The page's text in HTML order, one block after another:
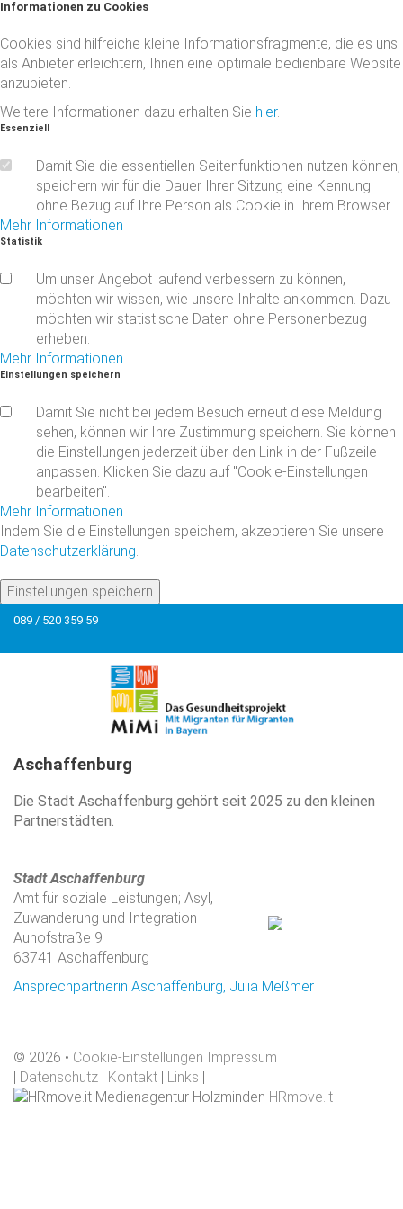
Informationen zu Cookies
Cookies sind hilfreiche kleine Informationsfragmente, die es uns
als Anbieter erleichtern, Ihnen eine optimale bedienbare Website
anzubieten.
Weitere Informationen dazu erhalten Sie hier.
Essenziell
Damit Sie die essentiellen Seitenfunktionen nutzen können,
speichern wir für die Dauer Ihrer Sitzung eine Kennung
ohne Bezug auf Ihre Person als Cookie in Ihrem Browser.
Mehr Informationen
Statistik
Um unser Angebot laufend verbessern zu können,
möchten wir wissen, wie unsere Inhalte ankommen. Dazu
möchten wir statistische Daten ohne Personenbezug
erheben.
Mehr Informationen
Einstellungen speichern
Damit Sie nicht bei jedem Besuch erneut diese Meldung
sehen, können wir Ihre Zustimmung speichern. Sie können
die Einstellungen jederzeit über den Link in der Fußzeile
anpassen. Klicken Sie dazu auf "Cookie-Einstellungen
bearbeiten".
Mehr Informationen
Indem Sie die Einstellungen speichern, akzeptieren Sie unsere
Datenschutzerklärung.
Einstellungen speichern
089 / 520 359 59
Aschaffenburg
Die Stadt Aschaffenburg gehört seit 2025 zu den kleinen
Partnerstädten.
Stadt Aschaffenburg
Amt für soziale Leistungen; Asyl,
Zuwanderung und Integration
Auhofstraße 9
63741 Aschaffenburg
Ansprechpartnerin Aschaffenburg, Julia Meßmer
© 2026 Cookie-Einstellungen Impressum
| Datenschutz | Kontakt | Links |
HRmove.it